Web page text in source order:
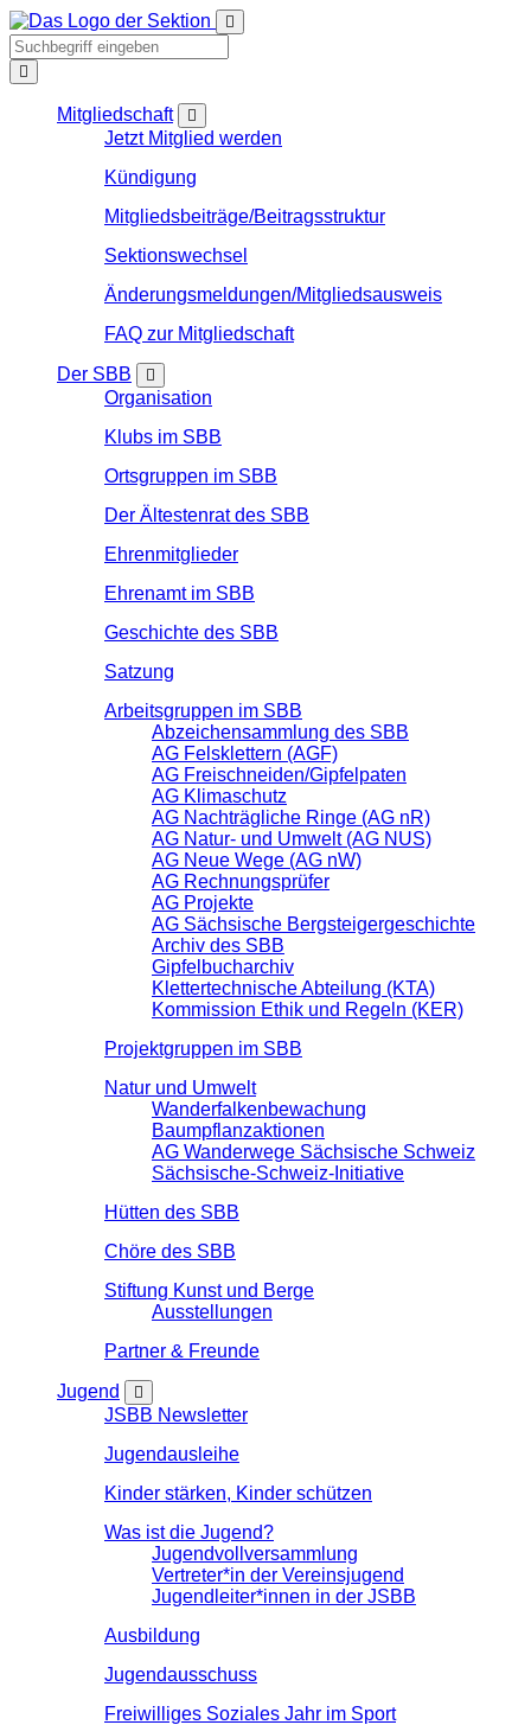
Mitgliedschaft
Jetzt Mitglied werden
Kündigung
Mitgliedsbeiträge/Beitragsstruktur
Sektionswechsel
Änderungsmeldungen/Mitgliedsausweis
FAQ zur Mitgliedschaft
Der SBB
Organisation
Klubs im SBB
Ortsgruppen im SBB
Der Ältestenrat des SBB
Ehrenmitglieder
Ehrenamt im SBB
Geschichte des SBB
Satzung
Arbeitsgruppen im SBB
Abzeichensammlung des SBB
AG Felsklettern (AGF)
AG Freischneiden/Gipfelpaten
AG Klimaschutz
AG Nachträgliche Ringe (AG nR)
AG Natur- und Umwelt (AG NUS)
AG Neue Wege (AG nW)
AG Rechnungsprüfer
AG Projekte
AG Sächsische Bergsteigergeschichte
Archiv des SBB
Gipfelbucharchiv
Klettertechnische Abteilung (KTA)
Kommission Ethik und Regeln (KER)
Projektgruppen im SBB
Natur und Umwelt
Wanderfalkenbewachung
Baumpflanzaktionen
AG Wanderwege Sächsische Schweiz
Sächsische-Schweiz-Initiative
Hütten des SBB
Chöre des SBB
Stiftung Kunst und Berge
Ausstellungen
Partner & Freunde
Jugend
JSBB Newsletter
Jugendausleihe
Kinder stärken, Kinder schützen
Was ist die Jugend?
Jugendvollversammlung
Vertreter*in der Vereinsjugend
Jugendleiter*innen in der JSBB
Ausbildung
Jugendausschuss
Freiwilliges Soziales Jahr im Sport